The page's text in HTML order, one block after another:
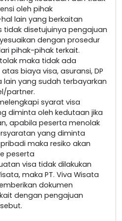
oleh pihak
lain yang berkaitan
tidak disetujuinya pengajuan
dengan prosedur
pihak-pihak terkait.
maka tidak ada
biaya visa, asuransi, DP
lain yang sudah terbayarkan
partner.
syarat visa
diminta oleh kedutaan jika
apabila peserta menolak
yang diminta
maka resiko akan
peserta
visa tidak dilakukan
maka PT. Viva Wisata
dokumen
dengan pengajuan